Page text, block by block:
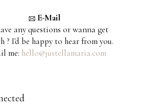
E-Mail
any questions or wanna get
? I'd be happy to hear from you.
me: hello@justellamaria.com